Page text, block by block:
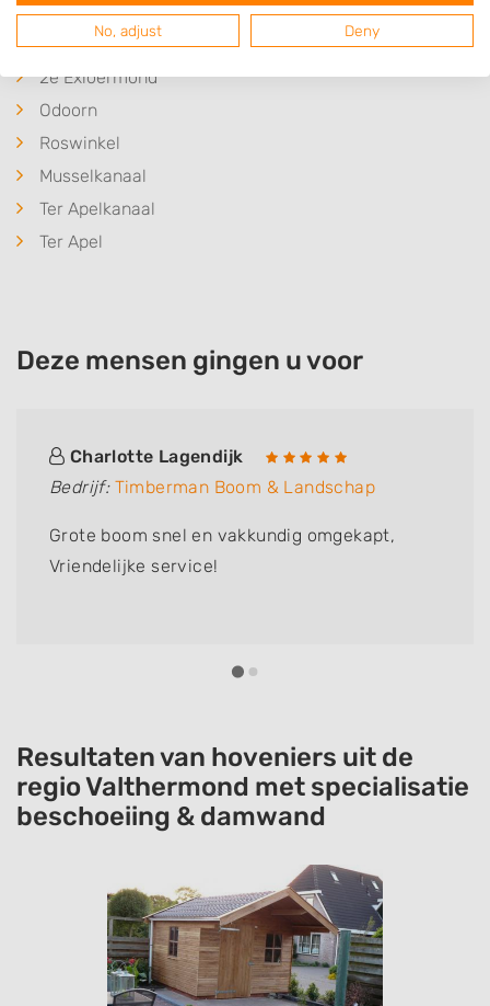
1e Exloërmond
2e Exloërmond
2e Exloermond
Odoorn
Roswinkel
Musselkanaal
Ter Apelkanaal
Ter Apel
Deze mensen gingen u voor
Charlotte Lagendijk
Bedrijf: Timberman Boom & Landschap
Grote boom snel en vakkundig omgekapt,
Vriendelijke service!
Resultaten van hoveniers uit de
regio Valthermond met specialisatie
beschoeiing & damwand
No, adjust Deny